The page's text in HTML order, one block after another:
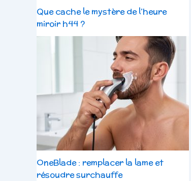
Que cache le mystère de l’heure
miroir h44 ?
OneBlade : remplacer la lame et
résoudre surchauffe